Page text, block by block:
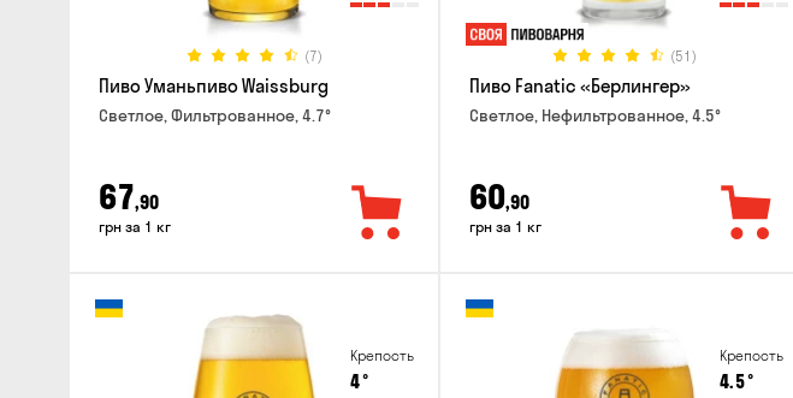
(7)
Пиво Уманьпиво Waissburg
Светлое, Фильтрованное, 4.7°
67,90
грн за 1 кг
(51)
Пиво Fanatic «Берлингер»
Светлое, Нефильтрованное, 4.5°
60,90
грн за 1 кг
Крепость
4°
Крепость
4.5°